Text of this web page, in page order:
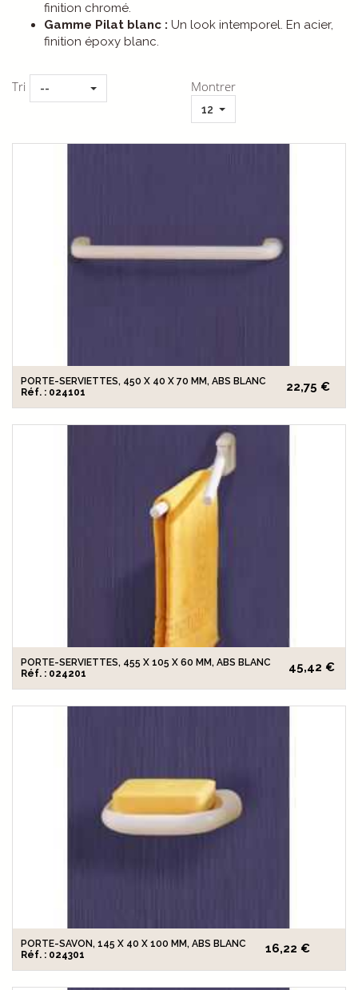
finition chromé.
Gamme Pilat blanc : Un look intemporel. En acier,
finition époxy blanc.
Tri -- Montrer
12
PORTE-SERVIETTES, 450 X 40 X 70 MM, ABS BLANC
Réf. : 024101
22,75 €
PORTE-SERVIETTES, 455 X 105 X 60 MM, ABS BLANC
Réf. : 024201
45,42 €
PORTE-SAVON, 145 X 40 X 100 MM, ABS BLANC
Réf. : 024301
16,22 €